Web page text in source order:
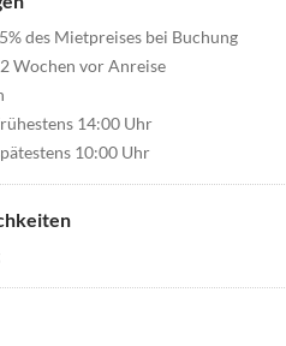
des Mietpreises bei Buchung
Wochen vor Anreise
14:00 Uhr
10:00 Uhr